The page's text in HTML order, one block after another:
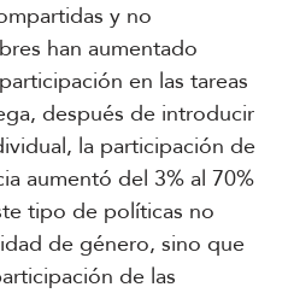
y no
han aumentado
en las tareas
después de introducir
la participación de
aumentó del 3% al 70%
tipo de políticas no
de género, sino que
de las